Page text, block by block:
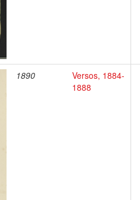
1890
Versos, 1884-
1888